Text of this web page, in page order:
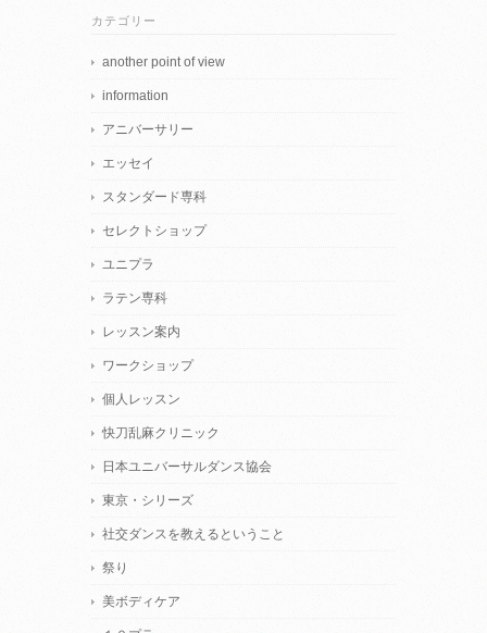
カテゴリー
another point of view
information
アニバーサリー
エッセイ
スタンダード専科
セレクトショップ
ユニプラ
ラテン専科
レッスン案内
ワークショップ
個人レッスン
快刀乱麻クリニック
日本ユニバーサルダンス協会
東京・シリーズ
社交ダンスを教えるということ
祭り
美ボディケア